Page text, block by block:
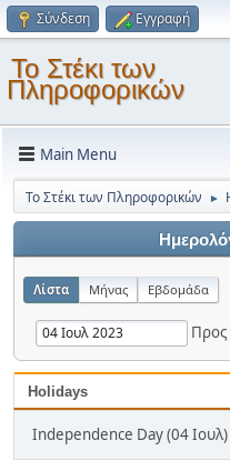
Σύνδεση Εγγραφή
Το Στέκι των
Πληροφορικών
Main Menu
Το Στέκι των Πληροφορικών ►
Λίστα Μήνας Εβδομάδα
Προς
Holidays
Independence Day (04 Ιουλ)